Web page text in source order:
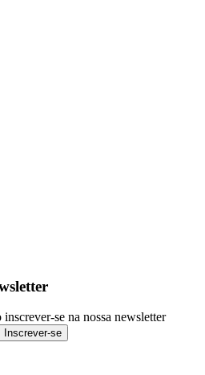
se na nossa newsletter
Inscrever-se